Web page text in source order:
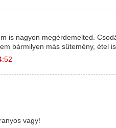
is nagyon megérdemelted.
bármilyen más sütemény, étel
vagy!